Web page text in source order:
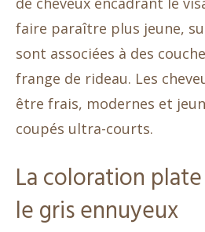
faire paraître plus jeune,
sont associées à des
frange de rideau. Les
être frais, modernes et
coupés ultra-courts.
La coloration
le gris ennuyeux